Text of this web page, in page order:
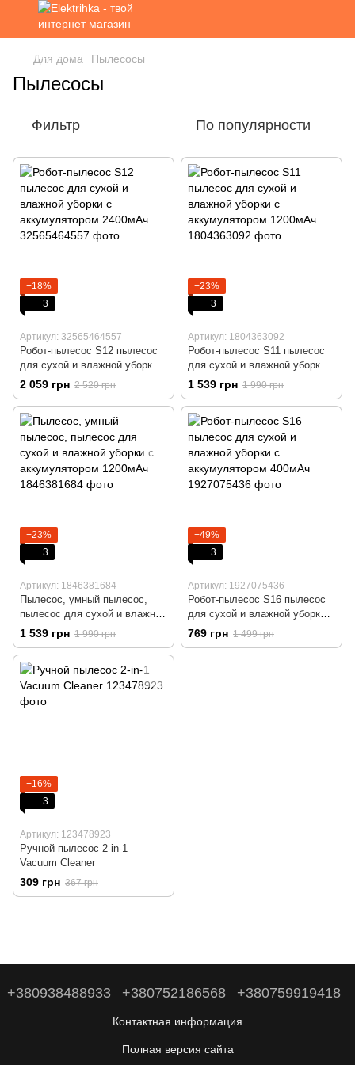
Для дома Пылесосы
Пылесосы
Фильтр По популярности
−18%
3
Артикул: 32565464557
Робот-пылесос S12 пылесос
для сухой и влажной уборки с
аккумулятором 2400мАч
2 059 грн 2 520 грн
−23%
3
Артикул: 1804363092
Робот-пылесос S11 пылесос
для сухой и влажной уборки с
аккумулятором 1200мАч
1 539 грн 1 990 грн
−23%
3
Артикул: 1846381684
Пылесос, умный пылесос,
пылесос для сухой и влажной
уборки с аккумулятором
1200мАч
1 539 грн 1 990 грн
−49%
3
Артикул: 1927075436
Робот-пылесос S16 пылесос
для сухой и влажной уборки с
аккумулятором 400мАч
769 грн 1 499 грн
−16%
3
Артикул: 123478923
Ручной пылесос 2-in-1
Vacuum Cleaner
309 грн 367 грн
+380938488933 +380752186568 +380759919418
Контактная информация
Полная версия сайта